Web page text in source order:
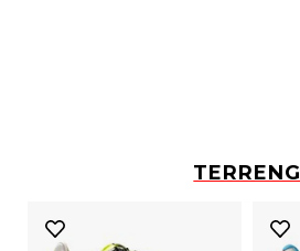
TERRENG